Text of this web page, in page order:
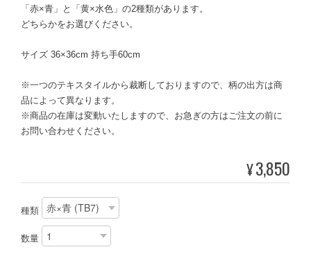
「赤×青」と「黄×水色」の2種類があります。
どちらかをお選びください。
サイズ 36×36cm 持ち手60cm
※一つのテキスタイルから裁断しておりますので、柄の出方は商
品によって異なります。
※商品の在庫は変動いたしますので、お急ぎの方はご注文の前に
お問い合わせください。
¥3,850
種類
数量